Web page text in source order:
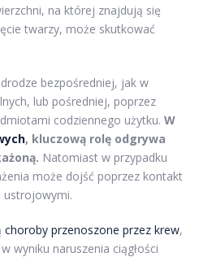
na której znajdują się
twarzy, może skutkować
bezpośredniej, jak w
lub pośredniej, poprzez
codziennego użytku. W
, kluczową rolę odgrywa
Natomiast w przypadku
może dojść poprzez kontakt
ustrojowymi.
choroby przenoszone przez krew,
wyniku naruszenia ciągłości